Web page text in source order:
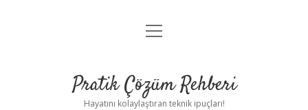
Anasayfa
Yasal Uyarı
menüyü
Pratik Çözüm Rehberi
Hayatını kolaylaştıran teknik ipuçları!